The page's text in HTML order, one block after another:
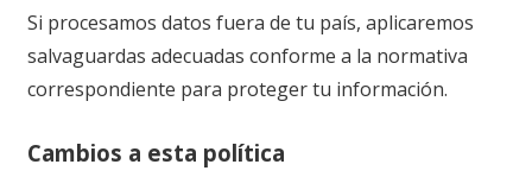
Si procesamos datos fuera de tu país, aplicaremos
salvaguardas adecuadas conforme a la normativa
correspondiente para proteger tu información.
Cambios a esta política